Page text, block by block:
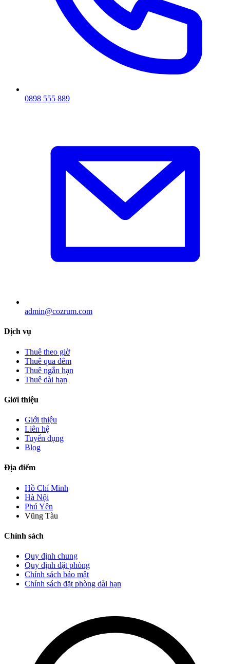
0898 555 889
admin@cozrum.com
Dịch vụ
Thuê theo giờ
Thuê qua đêm
Thuê ngắn hạn
Thuê dài hạn
Giới thiệu
Giới thiệu
Liên hệ
Tuyển dụng
Blog
Địa điểm
Hồ Chí Minh
Hà Nội
Phú Yên
Vũng Tàu
Chính sách
Quy định chung
Quy định đặt phòng
Chính sách bảo mật
Chính sách đặt phòng dài hạn